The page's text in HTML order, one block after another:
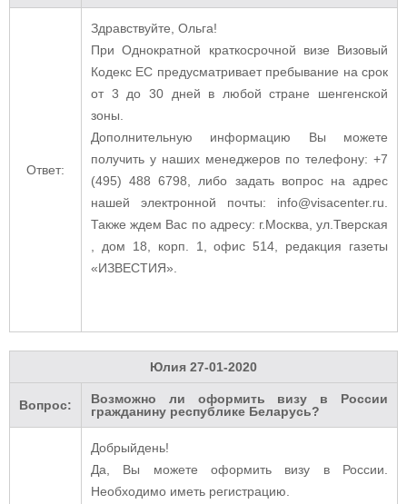
Ответ:
Здравствуйте, Ольга!
При Однократной краткосрочной визе Визовый
Кодекс ЕС предусматривает пребывание на срок
от 3 до 30 дней в любой стране шенгенской
зоны.
Дополнительную информацию Вы можете
получить у наших менеджеров по телефону: +7
(495) 488 6798, либо задать вопрос на адрес
нашей электронной почты: info@visacenter.ru.
Также ждем Вас по адресу: г.Москва, ул.Тверская
, дом 18, корп. 1, офис 514, редакция газеты
«ИЗВЕСТИЯ».
Юлия 27-01-2020
Вопрос:
Возможно ли оформить визу в России
гражданину республике Беларусь?
Добрыйдень!
Да, Вы можете оформить визу в России.
Необходимо иметь регистрацию.